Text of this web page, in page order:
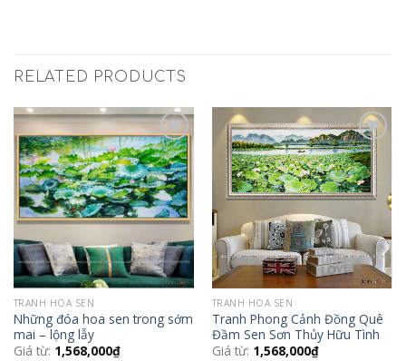
RELATED PRODUCTS
Add to
Wishlist
TRANH HOA SEN
Những đóa hoa sen trong sớm
mai – lộng lẫy
Giá từ: 1,568,000₫
Add to
Wishlist
TRANH HOA SEN
Tranh Phong Cảnh Đồng Quê
Đầm Sen Sơn Thủy Hữu Tình
Giá từ: 1,568,000₫